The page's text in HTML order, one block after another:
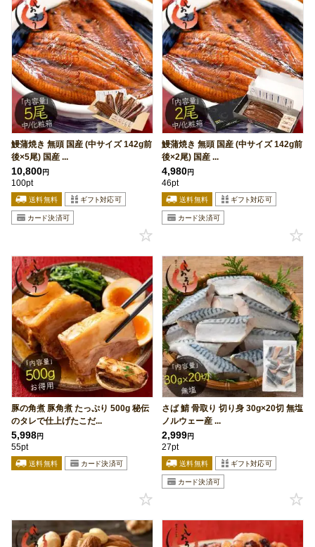
鰻蒲焼き 無頭 国産 (中サイズ 142g前
後×5尾) 国産 ...
10,800円
100pt
鰻蒲焼き 無頭 国産 (中サイズ 142g前
後×2尾) 国産 ...
4,980円
46pt
豚の角煮 豚角煮 たっぷり 500g 秘伝
のタレで仕上げたこだ...
5,998円
55pt
さば 鯖 骨取り 切り身 30g×20切 無塩
ノルウェー産 ...
2,999円
27pt